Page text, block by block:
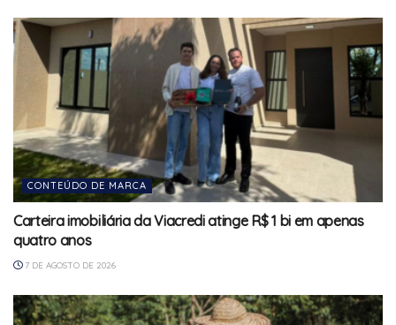
CONTEÚDO DE MARCA
Carteira imobiliária da Viacredi atinge R$ 1 bi em apenas
quatro anos
7 DE AGOSTO DE 2026